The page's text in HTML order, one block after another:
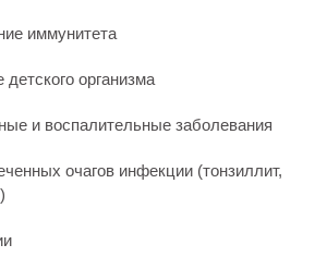
иммунитета
организма
и воспалительные заболевания
очагов инфекции (тонзиллит,